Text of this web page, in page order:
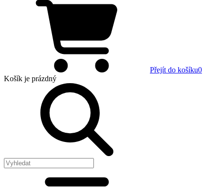
Přejít do košíku0
Košík je prázdný